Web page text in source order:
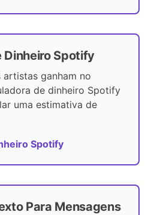
Dinheiro Spotify
ganham no
de dinheiro Spotify
uma estimativa de
Spotify
Para Mensagens